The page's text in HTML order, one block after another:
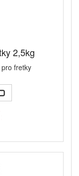
2,5kg
fretky